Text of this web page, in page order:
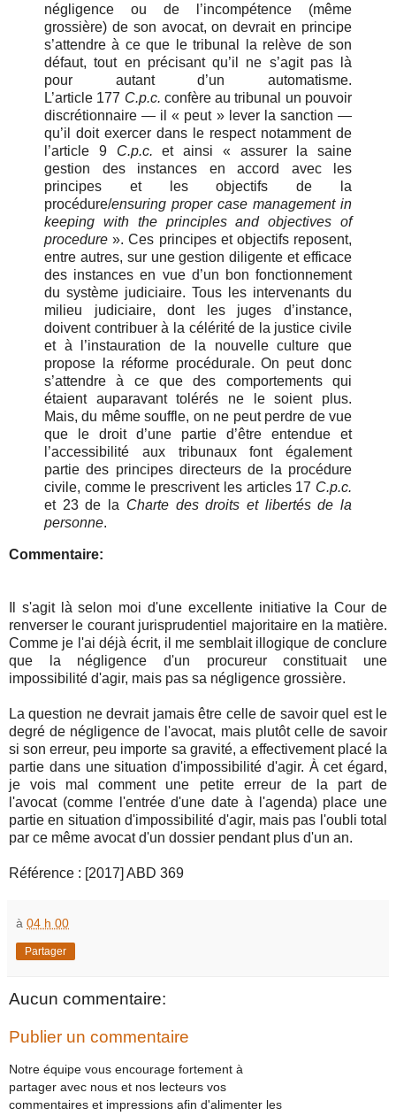
négligence ou de l’incompétence (même
grossière) de son avocat, on devrait en principe
s’attendre à ce que le tribunal la relève de son
défaut, tout en précisant qu’il ne s’agit pas là
pour autant d’un automatisme.
L’article 177 C.p.c. confère au tribunal un pouvoir
discrétionnaire — il « peut » lever la sanction —
qu’il doit exercer dans le respect notamment de
l’article 9 C.p.c. et ainsi « assurer la saine
gestion des instances en accord avec les
principes et les objectifs de la
procédure/ensuring proper case management in
keeping with the principles and objectives of
procedure ». Ces principes et objectifs reposent,
entre autres, sur une gestion diligente et efficace
des instances en vue d’un bon fonctionnement
du système judiciaire. Tous les intervenants du
milieu judiciaire, dont les juges d’instance,
doivent contribuer à la célérité de la justice civile
et à l’instauration de la nouvelle culture que
propose la réforme procédurale. On peut donc
s’attendre à ce que des comportements qui
étaient auparavant tolérés ne le soient plus.
Mais, du même souffle, on ne peut perdre de vue
que le droit d’une partie d’être entendue et
l’accessibilité aux tribunaux font également
partie des principes directeurs de la procédure
civile, comme le prescrivent les articles 17 C.p.c.
et 23 de la Charte des droits et libertés de la
personne.
Commentaire:
Il s'agit là selon moi d'une excellente initiative la Cour de
renverser le courant jurisprudentiel majoritaire en la matière.
Comme je l'ai déjà écrit, il me semblait illogique de conclure
que la négligence d'un procureur constituait une
impossibilité d'agir, mais pas sa négligence grossière.
La question ne devrait jamais être celle de savoir quel est le
degré de négligence de l'avocat, mais plutôt celle de savoir
si son erreur, peu importe sa gravité, a effectivement placé la
partie dans une situation d'impossibilité d'agir. À cet égard,
je vois mal comment une petite erreur de la part de
l'avocat (comme l'entrée d'une date à l'agenda) place une
partie en situation d'impossibilité d'agir, mais pas l'oubli total
par ce même avocat d'un dossier pendant plus d'un an.
Référence : [2017] ABD 369
à 04 h 00
Partager
Aucun commentaire:
Publier un commentaire
Notre équipe vous encourage fortement à
partager avec nous et nos lecteurs vos
commentaires et impressions afin d'alimenter les